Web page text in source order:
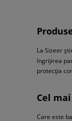
La Sizeer
îngrijirea
protecția
Cel
Care este